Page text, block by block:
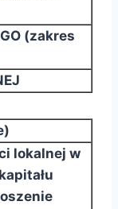
(zakres
lokalnej w